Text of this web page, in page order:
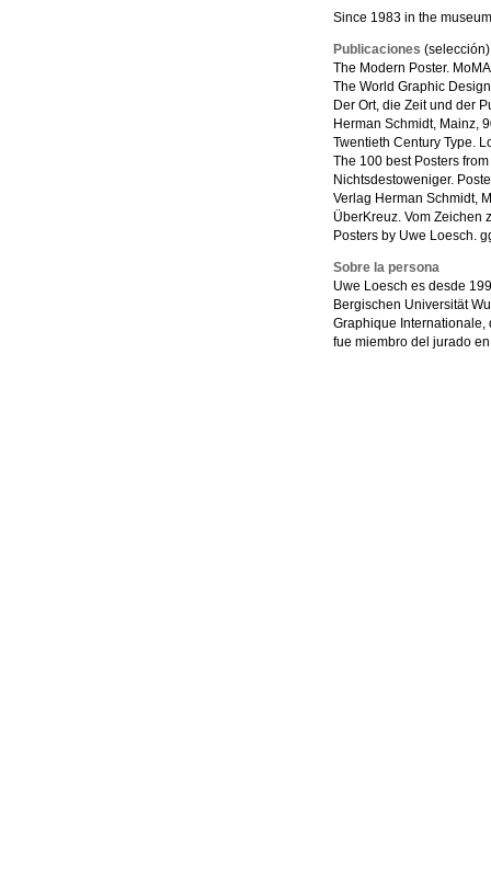
Since 1983 in the
Publicaciones (selección)
The Modern Poster.
The World Graphic
Der Ort, die Zeit und der
Herman Schmidt, Mainz,
Twentieth Century Type.
The 100 best Posters
Nichtsdestoweniger.
Verlag Herman Schmidt,
ÜberKreuz. Vom Zeichen
Posters by Uwe Loesch.
Sobre la persona
Uwe Loesch es desde
Bergischen Universität
Graphique Internationale,
fue miembro del jurado